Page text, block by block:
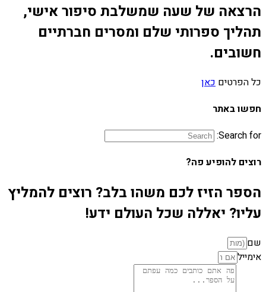
הרצאה של שעה שמשלבת סיפור אישי,
תהליך ספרותי שלם ומסרים חברתיים
חשובים.
כל הפרטים כאן
חפשו באתר
Search for:
רוצים להופיע פה?
הספר הזיז לכם משהו בלב? רוצים להמליץ
עליו? יאללה שכל העולם ידע!
שם
אימייל